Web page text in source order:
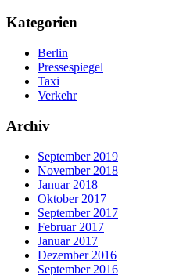
Kategorien
Berlin
Pressespiegel
Taxi
Verkehr
Archiv
September 2019
November 2018
Januar 2018
Oktober 2017
September 2017
Februar 2017
Januar 2017
Dezember 2016
September 2016